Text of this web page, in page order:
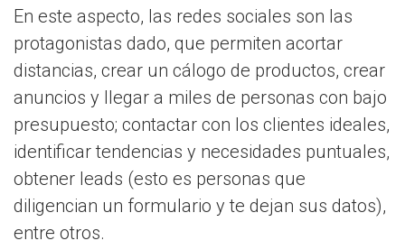
En este aspecto, las redes sociales son las
protagonistas dado, que permiten acortar
distancias, crear un cálogo de productos, crear
anuncios y llegar a miles de personas con bajo
presupuesto; contactar con los clientes ideales,
identificar tendencias y necesidades puntuales,
obtener leads (esto es personas que
diligencian un formulario y te dejan sus datos),
entre otros.